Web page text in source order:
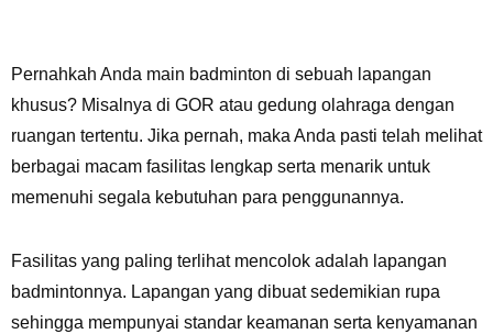
Pernahkah Anda main badminton di sebuah lapangan
khusus? Misalnya di GOR atau gedung olahraga dengan
ruangan tertentu. Jika pernah, maka Anda pasti telah melihat
berbagai macam fasilitas lengkap serta menarik untuk
memenuhi segala kebutuhan para penggunannya.
Fasilitas yang paling terlihat mencolok adalah lapangan
badmintonnya. Lapangan yang dibuat sedemikian rupa
sehingga mempunyai standar keamanan serta kenyamanan